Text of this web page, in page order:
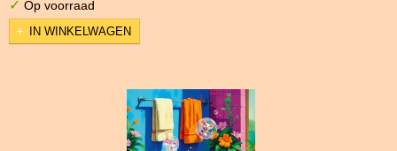
✓ Op voorraad
IN WINKELWAGEN